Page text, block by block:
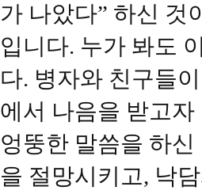
가 나았다” 하신 것
입니다. 누가 봐도
다. 병자와 친구들
에서 나음을 받고
엉뚱한 말씀을 하
을 절망시키고, 낙